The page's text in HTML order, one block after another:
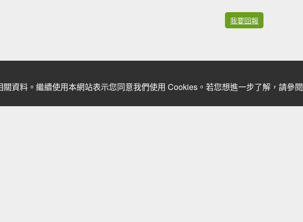
我要回報
資料。繼續使用本網站表示您同意我們使用 Cookies。若您想進一步了解，請參閱